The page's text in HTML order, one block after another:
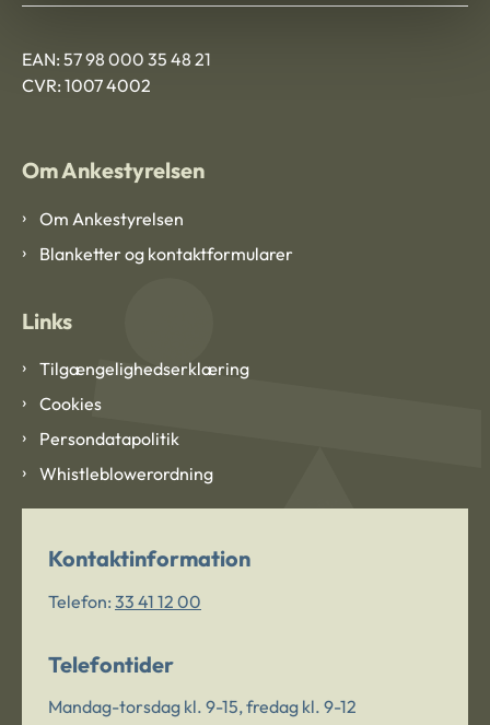
EAN: 57 98 000 35 48 21
CVR: 1007 4002
Om Ankestyrelsen
Om Ankestyrelsen
Blanketter og kontaktformularer
Links
Tilgængelighedserklæring
Cookies
Persondatapolitik
Whistleblowerordning
Kontaktinformation
Telefon: 33 41 12 00
Telefontider
Mandag-torsdag kl. 9-15, fredag kl. 9-12